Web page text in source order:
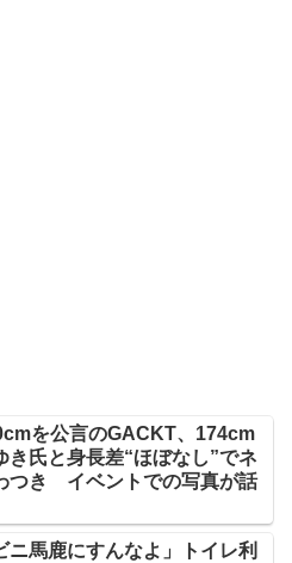
を公言のGACKT、174cm
き氏と身長差“ほぼなし”でネ
つき イベントでの写真が話
ニ馬鹿にすんなよ」トイレ利